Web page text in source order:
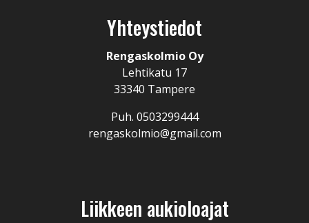
Yhteystiedot
Rengaskolmio Oy
Lehtikatu 17
33340 Tampere
Puh. 0503299444
rengaskolmio@gmail.com
Liikkeen aukioloajat